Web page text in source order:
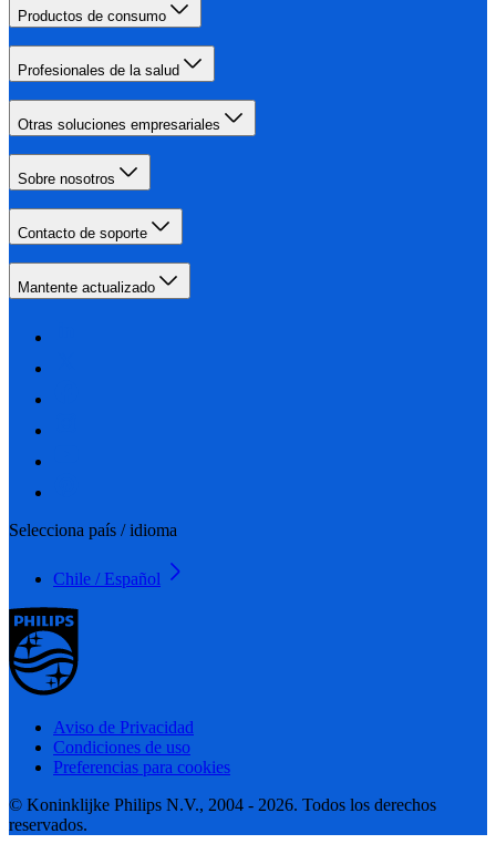
Productos de consumo
Profesionales de la salud
Otras soluciones empresariales
Sobre nosotros
Contacto de soporte
Mantente actualizado
Selecciona país / idioma
Chile / Español
Aviso de Privacidad
Condiciones de uso
Preferencias para cookies
© Koninklijke Philips N.V., 2004 - 2026. Todos los derechos
reservados.